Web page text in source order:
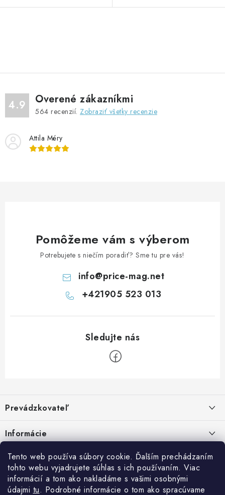
Tento web používa súbory cookie. Ďalším prechádzaním
tohto webu vyjadrujete súhlas s ich používaním. Viac
informácií a tom ako nakladáme s vašimi osobnými
údajmi tu. Podrobné informácie o tom ako spracúvame
á
d
a
c
e
4.9 Overené zákazníkmi
564 recenzií. Zobraziť všetky recenzie
Attila Méry
Pomôžeme vám s výberom
Potrebujete s niečím poradiť? Sme tu pre vás!
info@price-mag.net
+421905 523 013
p
ä
t
Prevádzkovateľ
Malinová 49
IČO: 34670602
DIČ: 1020448297
IČ DPH: SK1020448297
Informácie
Kontakty
Doprava a platba
Obchodné podmienky
Facebook